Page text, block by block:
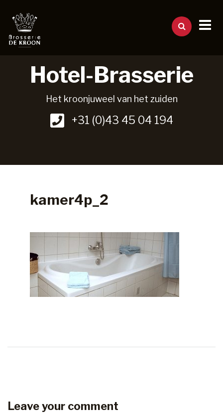
Hotel-Brasserie
Het kroonjuweel van het zuiden
+31 (0)43 45 04 194
kamer4p_2
Leave your comment